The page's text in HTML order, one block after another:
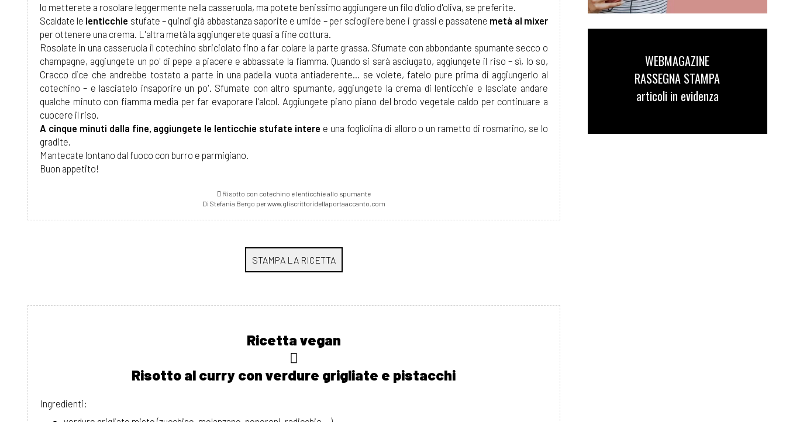
lo metterete a rosolare leggermente nella casseruola, ma potete benissimo aggiungere un filo d'olio d'oliva, se preferite.
Scaldate le lenticchie stufate – quindi già abbastanza saporite e umide – per sciogliere bene i grassi e passatene metà al mixer
per ottenere una crema. L'altra metà la aggiungerete quasi a fine cottura.
Rosolate in una casseruola il cotechino sbriciolato fino a far colare la parte grassa. Sfumate con abbondante spumante secco o
champagne, aggiungete un po' di pepe a piacere e abbassate la fiamma. Quando si sarà asciugato, aggiungete il riso – sì, lo so,
Cracco dice che andrebbe tostato a parte in una padella vuota antiaderente... se volete, fatelo pure prima di aggiungerlo al
cotechino – e lasciatelo insaporire un po'. Sfumate con altro spumante, aggiungete la crema di lenticchie e lasciate andare
qualche minuto con fiamma media per far evaporare l'alcol. Aggiungete piano piano del brodo vegetale caldo per continuare a
cuocere il riso.
A cinque minuti dalla fine, aggiungete le lenticchie stufate intere e una fogliolina di alloro o un rametto di rosmarino, se lo
gradite.
Mantecate lontano dal fuoco con burro e parmigiano.
Buon appetito!
Risotto con cotechino e lenticchie allo spumante
Di Stefania Bergo per www.gliscrittoridellaportaaccanto.com
Ricetta vegan
Risotto al curry con verdure grigliate e pistacchi
Ingredienti:
WEBMAGAZINE
RASSEGNA STAMPA
articoli in evidenza